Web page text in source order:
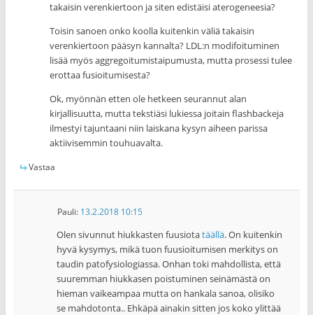
takaisin verenkiertoon ja siten edistäisi aterogeneesia?
Toisin sanoen onko koolla kuitenkin väliä takaisin
verenkiertoon pääsyn kannalta? LDL:n modifoituminen
lisää myös aggregoitumistaipumusta, mutta prosessi tulee
erottaa fusioitumisesta?
Ok, myönnän etten ole hetkeen seurannut alan
kirjallisuutta, mutta tekstiäsi lukiessa joitain flashbackeja
ilmestyi tajuntaani niin laiskana kysyn aiheen parissa
aktiivisemmin touhuavalta.
Vastaa
Pauli: 13.2.2018 10:15
Olen sivunnut hiukkasten fuusiotatäällä. On kuitenkin
hyvä kysymys, mikä tuon fuusioitumisen merkitys on
taudin patofysiologiassa. Onhan toki mahdollista, että
suuremman hiukkasen poistuminen seinämästä on
hieman vaikeampaa mutta on hankala sanoa, olisiko
se mahdotonta.. Ehkäpä ainakin sitten jos koko ylittää